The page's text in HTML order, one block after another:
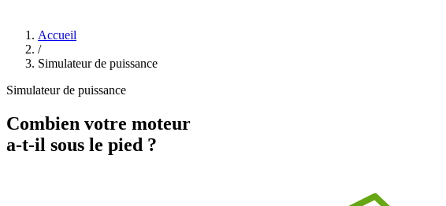
Accueil
/
Simulateur de puissance
Simulateur de puissance
Combien votre moteur
a-t-il sous le pied ?